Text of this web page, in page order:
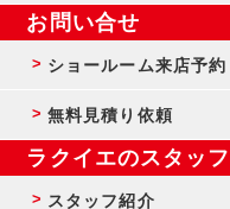
お問い合せ
ショールーム来店予約
無料見積り依頼
ラクイエのスタッフ
スタッフ紹介